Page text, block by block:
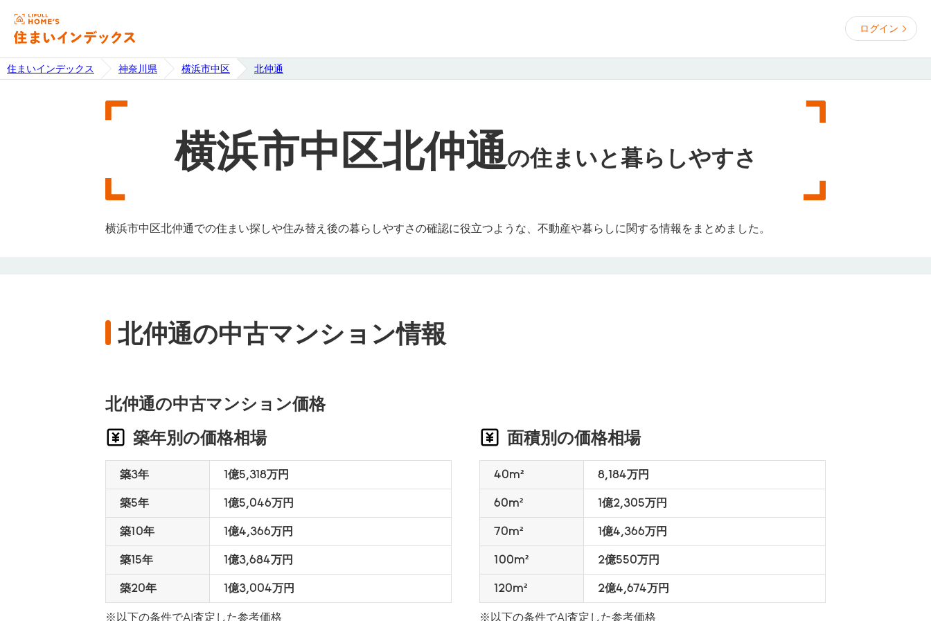
ログイン
住まいインデックス 神奈川県 横浜市中区 北仲通
横浜市中区北仲通の住まいと暮らしやすさ
横浜市中区北仲通での住まい探しや住み替え後の暮らしやすさの確認に役立つような、不動産や暮らしに関する情報をまとめました。
北仲通の中古マンション情報
北仲通の中古マンション価格
築年別の価格相場
築3年 1億5,318万円
築5年 1億5,046万円
築10年 1億4,366万円
築15年 1億3,684万円
築20年 1億3,004万円
※以下の条件でAI査定した参考価格
面積別の価格相場
40m² 8,184万円
60m² 1億2,305万円
70m² 1億4,366万円
100m² 2億550万円
120m² 2億4,674万円
※以下の条件でAI査定した参考価格